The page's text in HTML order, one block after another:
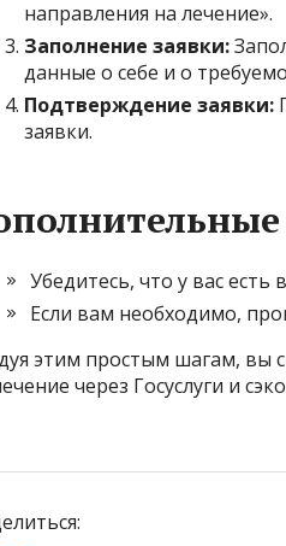
направления на лечение».
Заполнение заявки:
данные о себе и о
Подтверждение заявки:
заявки.
Убедитесь, что у вас
Если вам необходимо,
этим простым шагам, вы
через Госуслуги и